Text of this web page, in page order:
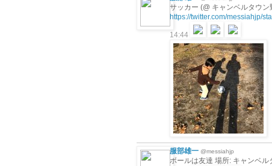
サッカー (@ キャンベルタウ
https://twitter.com/messiahjp/
14:44
服部雄一 @messiahjp
ボールは友達 場所: キャンベル